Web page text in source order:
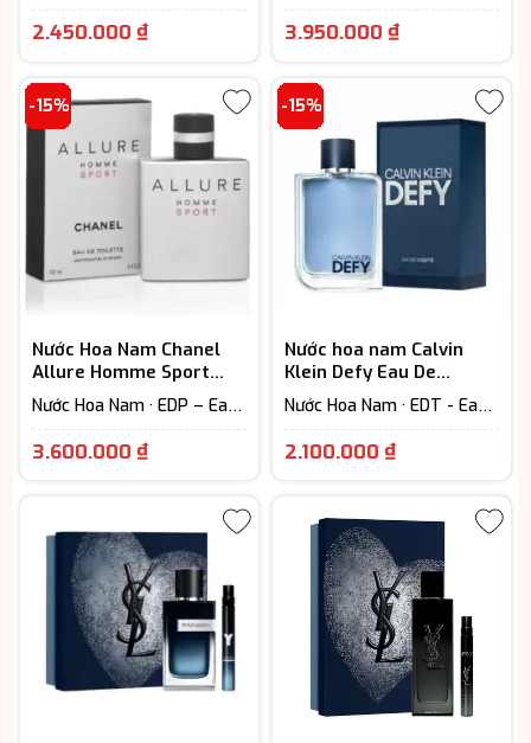
12h) · Woody Scent -
2.450.000₫Giá
tại
là:
2.450.000 ₫.
3-6h)
3.950.000 ₫Giá
là:
-15%
Nước Hoa Nam Chanel
Allure Homme Sport
EDT
Nước Hoa Nam · EDP – Eau
7-12h) · Woody Scent -
3.600.000₫Giá
là:
3.600.000 ₫.
-15%
Nước hoa nam Calvin
Klein Defy Eau De
Toilette
Nước Hoa Nam · EDT - Eau
3-6h) · Floral – Hương hoa
2.100.000 ₫Giá
2.100.000 ₫.